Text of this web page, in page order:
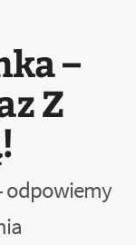
–
Z
odpowiemy